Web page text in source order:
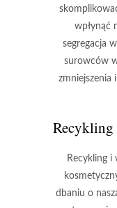
wpłynąć
segregacja
surowców
zmniejszenia
Recyklingi
dbaniu o